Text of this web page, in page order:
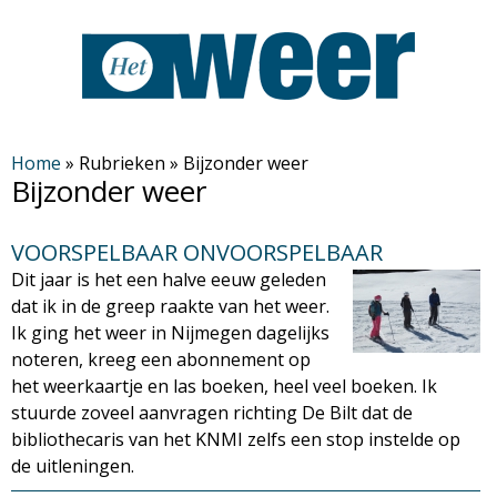
en
naar
algemene
inhoud
H
e
t
W
e
e
r
Home » Rubrieken » Bijzonder weer
Bijzonder weer
VOORSPELBAAR ONVOORSPELBAAR
Dit jaar is het een halve eeuw geleden
dat ik in de greep raakte van het weer.
Ik ging het weer in Nijmegen dagelijks
noteren, kreeg een abonnement op
het weerkaartje en las boeken, heel veel boeken. Ik
stuurde zoveel aanvragen richting De Bilt dat de
bibliothecaris van het KNMI zelfs een stop instelde op
de uitleningen.